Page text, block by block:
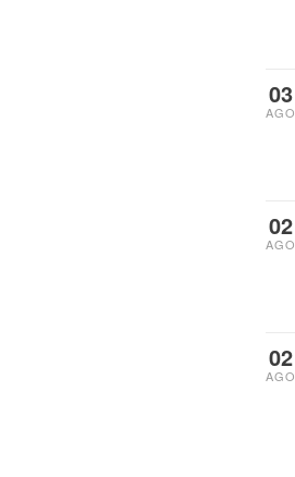
03
AGO
02
AGO
02
AGO